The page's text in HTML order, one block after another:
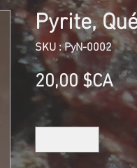
Pyrite,
SKU : PyN-0002
20,00 $CA